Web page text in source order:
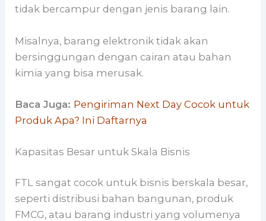
tidak bercampur dengan jenis barang lain.
Misalnya, barang elektronik tidak akan
bersinggungan dengan cairan atau bahan
kimia yang bisa merusak.
Baca Juga: Pengiriman Next Day Cocok untuk
Produk Apa? Ini Daftarnya
Kapasitas Besar untuk Skala Bisnis
FTL sangat cocok untuk bisnis berskala besar,
seperti distribusi bahan bangunan, produk
FMCG, atau barang industri yang volumenya